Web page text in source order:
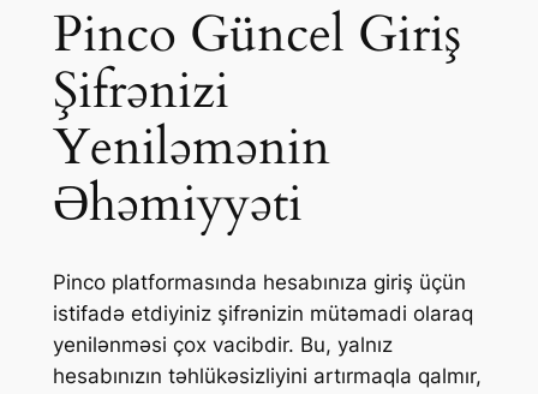
Pinco Güncel Giriş
Şifrənizi
Yeniləmənin
Əhəmiyyəti
Pinco platformasında hesabınıza giriş üçün
istifadə etdiyiniz şifrənizin mütəmadi olaraq
yenilənməsi çox vacibdir. Bu, yalnız
hesabınızın təhlükəsizliyini artırmaqla qalmır,